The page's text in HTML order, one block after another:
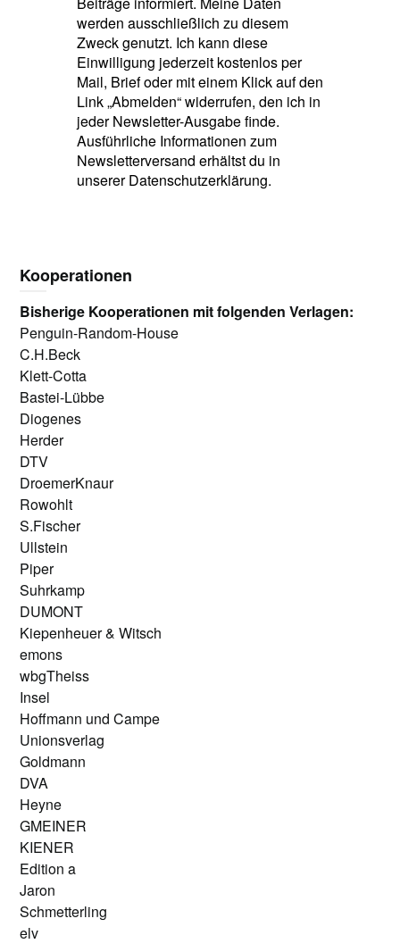
werden ausschließlich zu diesem
Zweck genutzt. Ich kann diese
Einwilligung jederzeit kostenlos per
Mail, Brief oder mit einem Klick auf den
Link „Abmelden“ widerrufen, den ich in
jeder Newsletter-Ausgabe finde.
Ausführliche Informationen zum
Newsletterversand erhältst du in
unserer Datenschutzerklärung.
Kooperationen
Bisherige Kooperationen mit folgenden Verlagen:
Penguin-Random-House
C.H.Beck
Klett-Cotta
Bastei-Lübbe
Diogenes
Herder
DTV
DroemerKnaur
Rowohlt
S.Fischer
Ullstein
Piper
Suhrkamp
DUMONT
Kiepenheuer & Witsch
emons
wbgTheiss
Insel
Hoffmann und Campe
Unionsverlag
Goldmann
DVA
Heyne
GMEINER
KIENER
Edition a
Jaron
Schmetterling
elv